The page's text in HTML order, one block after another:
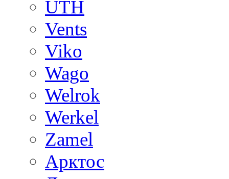
UTH
Vents
Viko
Wago
Welrok
Werkel
Zamel
Арктос